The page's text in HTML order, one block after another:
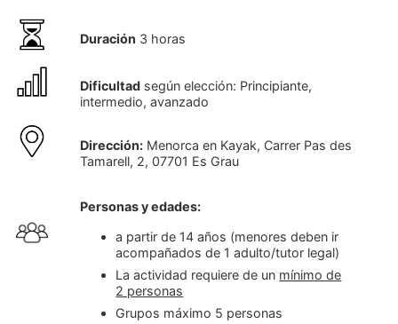
Duración 3 horas
Dificultad según elección: Principiante,
intermedio, avanzado
Dirección: Menorca en Kayak, Carrer Pas des
Tamarell, 2, 07701 Es Grau
Personas y edades:
a partir de 14 años (menores deben ir
acompañados de 1 adulto/tutor legal)
La actividad requiere de un mínimo de
2 personas
Grupos máximo 5 personas